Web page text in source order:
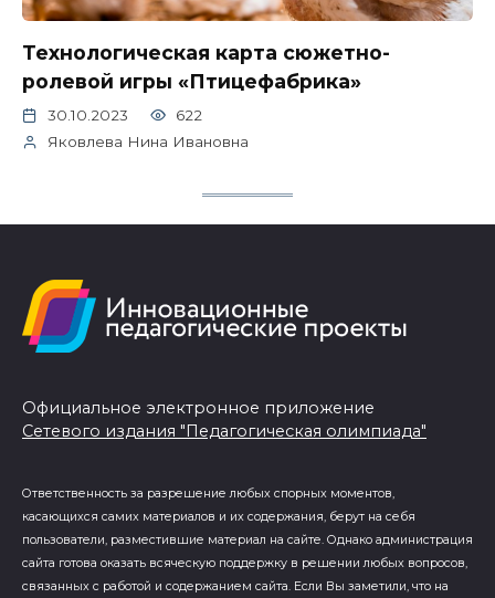
Технологическая карта сюжетно-
ролевой игры «Птицефабрика»
30.10.2023
622
Яковлева Нина Ивановна
Официальное электронное приложение
Сетевого издания "Педагогическая олимпиада"
Ответственность за разрешение любых спорных моментов,
касающихся самих материалов и их содержания, берут на себя
пользователи, разместившие материал на сайте. Однако администрация
сайта готова оказать всяческую поддержку в решении любых вопросов,
связанных с работой и содержанием сайта. Если Вы заметили, что на